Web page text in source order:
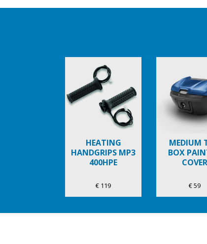
HEATING
HANDGRIPS MP3
400HPE
€ 119
MEDIUM
BOX
COVER
€ 59
Item